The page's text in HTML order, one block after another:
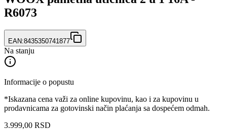
R6073
EAN:8435350741877
Na stanju
Informacije o popustu
*Iskazana cena važi za online kupovinu, kao i za kupovinu u
prodavnicama za gotovinski način plaćanja sa dospećem odmah.
3.999,00 RSD